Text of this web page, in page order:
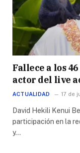
Fallece a los
actor del live
ACTUALIDAD 17 de
David Hekili Kenui
participación en la
y…